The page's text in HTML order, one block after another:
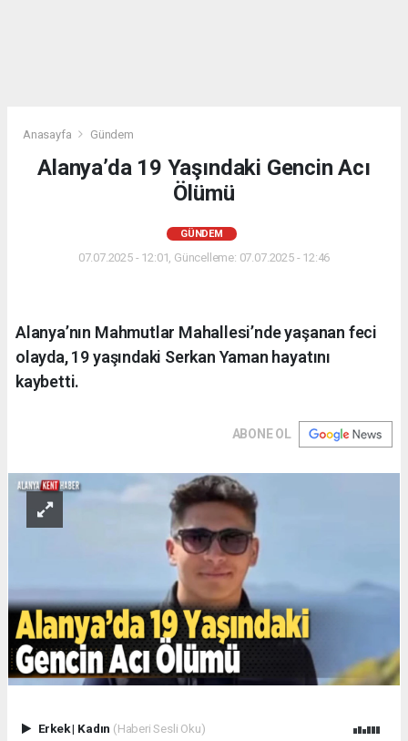
Anasayfa Gündem
Alanya’da 19 Yaşındaki Gencin Acı
Ölümü
GÜNDEM
07.07.2025 - 12:01, Güncelleme: 07.07.2025 - 12:46
Alanya’nın Mahmutlar Mahallesi’nde yaşanan feci
olayda, 19 yaşındaki Serkan Yaman hayatını
kaybetti.
ABONE OL
Erkek| Kadın (Haberi Sesli Oku)